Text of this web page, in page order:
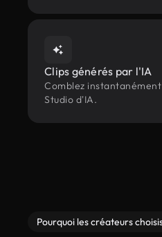
Clips générés par l'IA
Comblez
Studio d'IA.
Pourquoi les créateurs